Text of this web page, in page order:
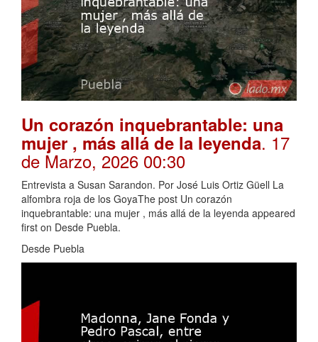
Un corazón inquebrantable: una
mujer , más allá de la leyenda. 17
de Marzo, 2026 00:30
Entrevista a Susan Sarandon. Por José Luis Ortiz Güell La
alfombra roja de los GoyaThe post Un corazón
inquebrantable: una mujer , más allá de la leyenda appeared
first on Desde Puebla.
Desde Puebla